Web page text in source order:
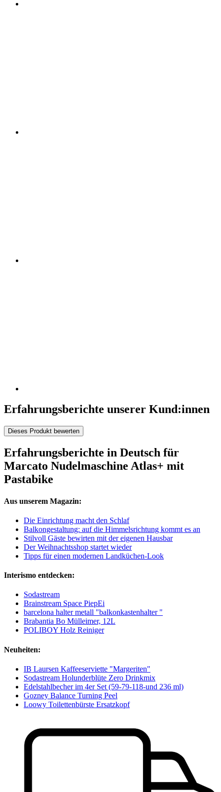
Erfahrungsberichte unserer Kund:innen
Dieses Produkt bewerten
Erfahrungsberichte in Deutsch für
Marcato Nudelmaschine Atlas+ mit
Pastabike
Aus unserem Magazin:
Die Einrichtung macht den Schlaf
Balkongestaltung: auf die Himmelsrichtung kommt es an
Stilvoll Gäste bewirten mit der eigenen Hausbar
Der Weihnachtsshop startet wieder
Tipps für einen modernen Landküchen-Look
Interismo entdecken:
Sodastream
Brainstream Space PiepEi
barcelona halter metall "balkonkastenhalter "
Brabantia Bo Mülleimer, 12L
POLIBOY Holz Reiniger
Neuheiten:
IB Laursen Kaffeeserviette "Margeriten"
Sodastream Holunderblüte Zero Drinkmix
Edelstahlbecher im 4er Set (59-79-118-und 236 ml)
Gozney Balance Turning Peel
Loowy Toilettenbürste Ersatzkopf